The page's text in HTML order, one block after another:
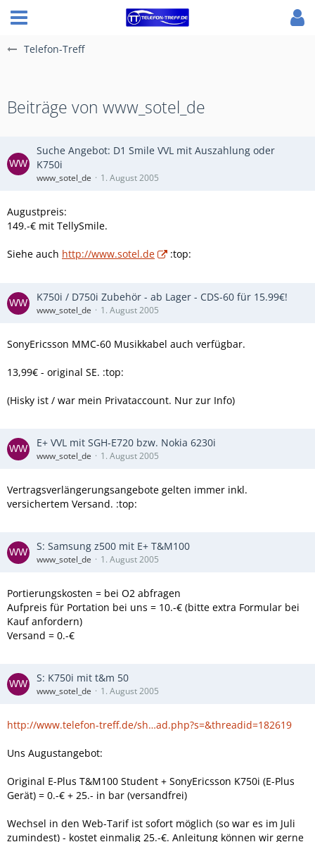
Telefon-Treff
Beiträge von www_sotel_de
Suche Angebot: D1 Smile VVL mit Auszahlung oder
K750i
www_sotel_de 1. August 2005
Augustpreis:
149.-€ mit TellySmile.
Siehe auch http://www.sotel.de :top:
K750i / D750i Zubehör - ab Lager - CDS-60 für 15.99€!
www_sotel_de 1. August 2005
SonyEricsson MMC-60 Musikkabel auch verfügbar.
13,99€ - original SE. :top:
(Hisky ist / war mein Privataccount. Nur zur Info)
E+ VVL mit SGH-E720 bzw. Nokia 6230i
www_sotel_de 1. August 2005
Vertragsverlängerungsangebote gelten immer inkl.
versichertem Versand. :top:
S: Samsung z500 mit E+ T&M100
www_sotel_de 1. August 2005
Portierungskosten = bei O2 abfragen
Aufpreis für Portation bei uns = 10.-€ (bitte extra Formular bei
Kauf anfordern)
Versand = 0.-€
S: K750i mit t&m 50
www_sotel_de 1. August 2005
http://www.telefon-treff.de/sh…ad.php?s=&threadid=182619
Uns Augustangebot:
Original E-Plus T&M100 Student + SonyEricsson K750i (E-Plus
Gerät) = 0.-€ + 25.- in bar (versandfrei)
Wechsel in den Web-Tarif ist sofort möglich (so war es im Juli
zumindest) - kostet einmalig 25.-€. Anleitung können wir gerne